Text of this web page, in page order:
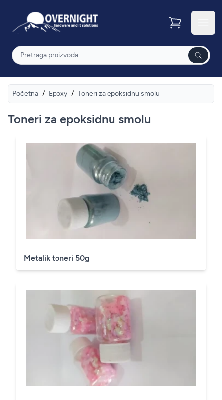
Overnight
Pretraga
Početna / Epoxy / Toneri za epoksidnu smolu
Toneri za epoksidnu smolu
Metalik toneri 50g